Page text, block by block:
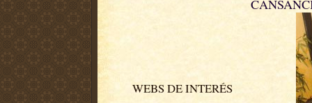
WEBS DE INTERÉS